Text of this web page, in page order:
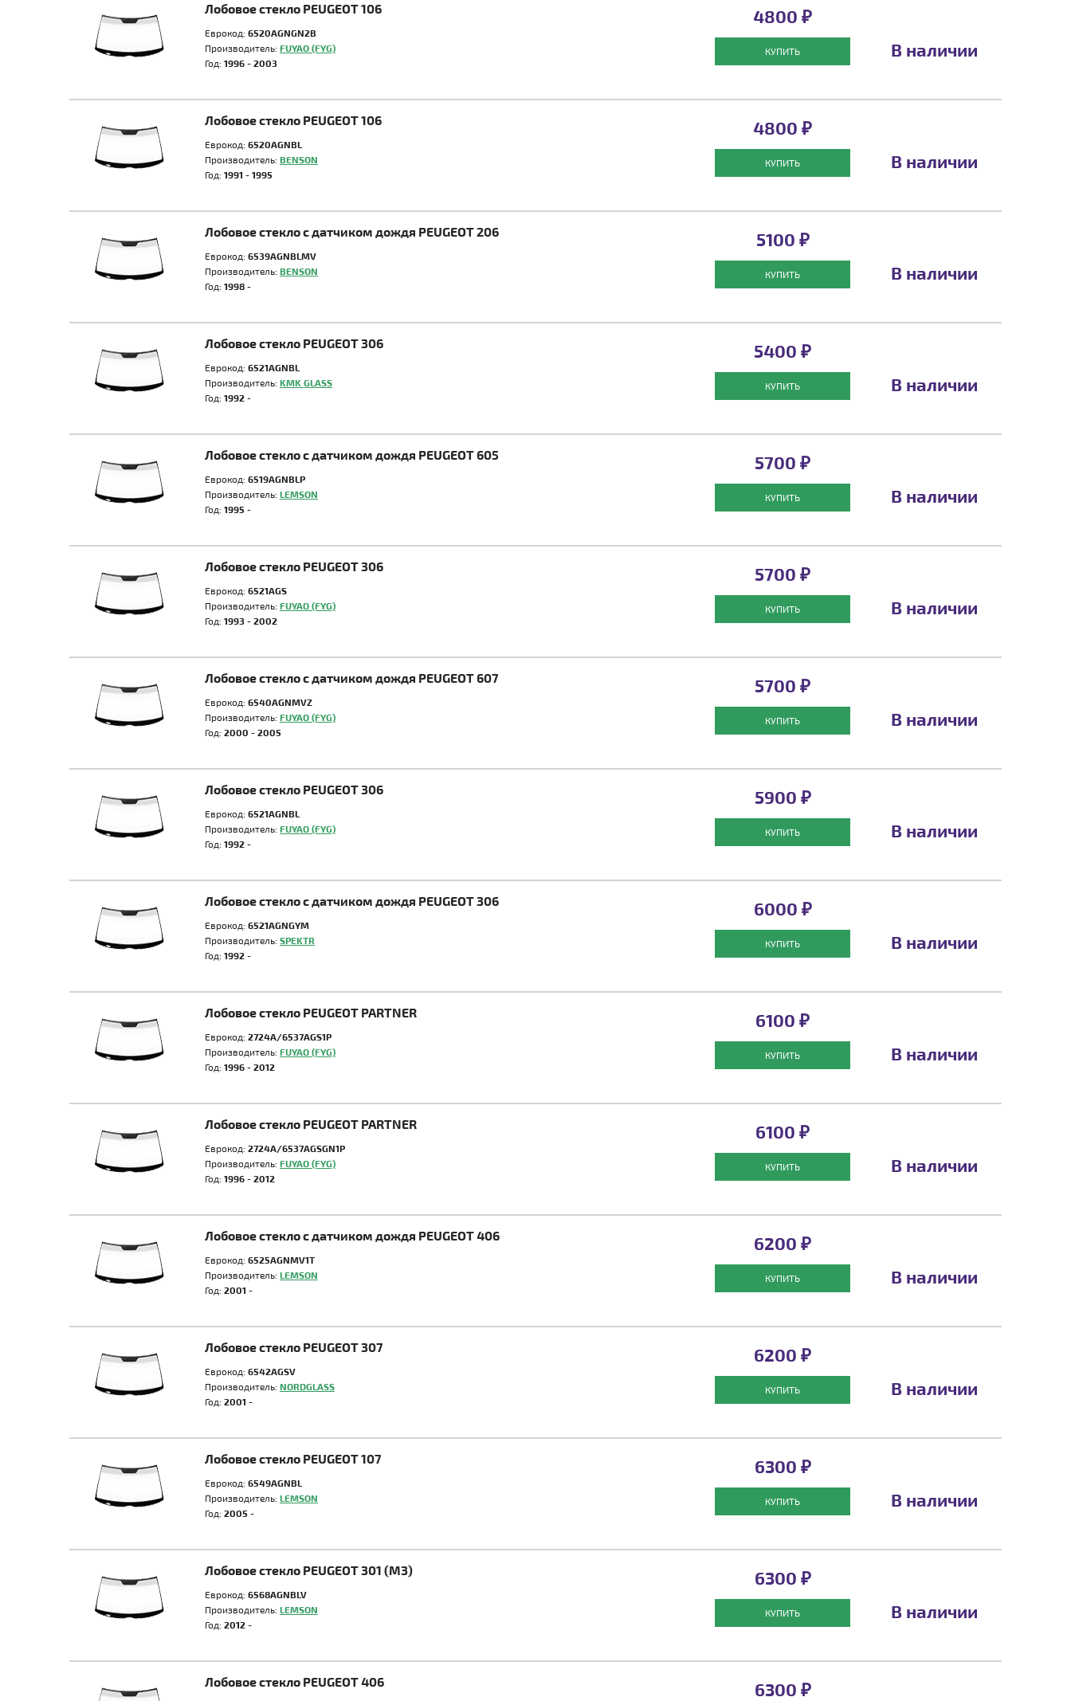
Лобовое стекло PEUGEOT 106
Еврокод: 6520AGNGN2B
Производитель: FUYAO (FYG)
Год: 1996 - 2003
4800 ₽
КУПИТЬ В наличии
Лобовое стекло PEUGEOT 106
Еврокод: 6520AGNBL
Производитель: BENSON
Год: 1991 - 1995
4800 ₽
КУПИТЬ В наличии
Лобовое стекло с датчиком дождя PEUGEOT 206
Еврокод: 6539AGNBLMV
Производитель: BENSON
Год: 1998 -
5100 ₽
КУПИТЬ В наличии
Лобовое стекло PEUGEOT 306
Еврокод: 6521AGNBL
Производитель: KMK GLASS
Год: 1992 -
5400 ₽
КУПИТЬ В наличии
Лобовое стекло с датчиком дождя PEUGEOT 605
Еврокод: 6519AGNBLP
Производитель: LEMSON
Год: 1995 -
5700 ₽
КУПИТЬ В наличии
Лобовое стекло PEUGEOT 306
Еврокод: 6521AGS
Производитель: FUYAO (FYG)
Год: 1993 - 2002
5700 ₽
КУПИТЬ В наличии
Лобовое стекло с датчиком дождя PEUGEOT 607
Еврокод: 6540AGNMVZ
Производитель: FUYAO (FYG)
Год: 2000 - 2005
5700 ₽
КУПИТЬ В наличии
Лобовое стекло PEUGEOT 306
Еврокод: 6521AGNBL
Производитель: FUYAO (FYG)
Год: 1992 -
5900 ₽
КУПИТЬ В наличии
Лобовое стекло с датчиком дождя PEUGEOT 306
Еврокод: 6521AGNGYM
Производитель: SPEKTR
Год: 1992 -
6000 ₽
КУПИТЬ В наличии
Лобовое стекло PEUGEOT PARTNER
Еврокод: 2724A/6537AGS1P
Производитель: FUYAO (FYG)
Год: 1996 - 2012
6100 ₽
КУПИТЬ В наличии
Лобовое стекло PEUGEOT PARTNER
Еврокод: 2724A/6537AGSGN1P
Производитель: FUYAO (FYG)
Год: 1996 - 2012
6100 ₽
КУПИТЬ В наличии
Лобовое стекло с датчиком дождя PEUGEOT 406
Еврокод: 6525AGNMV1T
Производитель: LEMSON
Год: 2001 -
6200 ₽
КУПИТЬ В наличии
Лобовое стекло PEUGEOT 307
Еврокод: 6542AGSV
Производитель: NORDGLASS
Год: 2001 -
6200 ₽
КУПИТЬ В наличии
Лобовое стекло PEUGEOT 107
Еврокод: 6549AGNBL
Производитель: LEMSON
Год: 2005 -
6300 ₽
КУПИТЬ В наличии
Лобовое стекло PEUGEOT 301 (M3)
Еврокод: 6568AGNBLV
Производитель: LEMSON
Год: 2012 -
6300 ₽
КУПИТЬ В наличии
Лобовое стекло PEUGEOT 406 6300 ₽